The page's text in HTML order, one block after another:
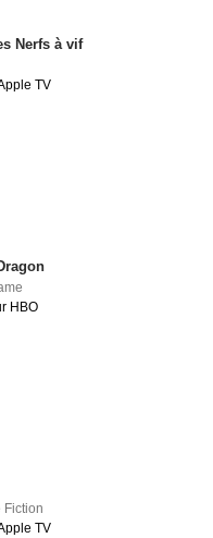
Nerfs à vif
TV
HBO
Fiction
TV